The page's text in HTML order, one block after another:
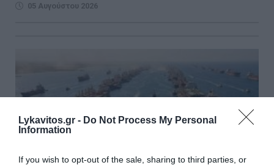
Lykavitos.gr - Do Not Process My Personal
Information
If you wish to opt-out of the sale, sharing to third parties, or
05 Αυγούστου 2026